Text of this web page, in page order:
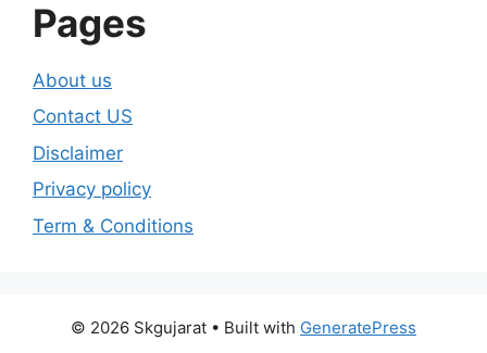
Pages
About us
Contact US
Disclaimer
Privacy policy
Term & Conditions
© 2026 Skgujarat • Built with GeneratePress